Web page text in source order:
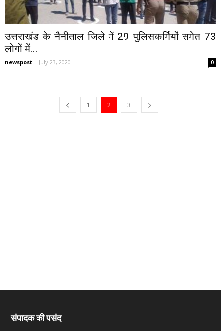
उत्तराखंड के नैनीताल जिले में 29 पुलिसकर्मियों समेत 73
लोगों में...
newspost - July 23, 2020 0
1 2 3
संपादक की पसंद